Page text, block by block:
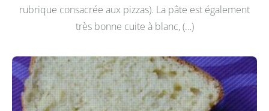
rubrique consacrée aux pizzas). La pâte est également
très bonne cuite à blanc, (…)